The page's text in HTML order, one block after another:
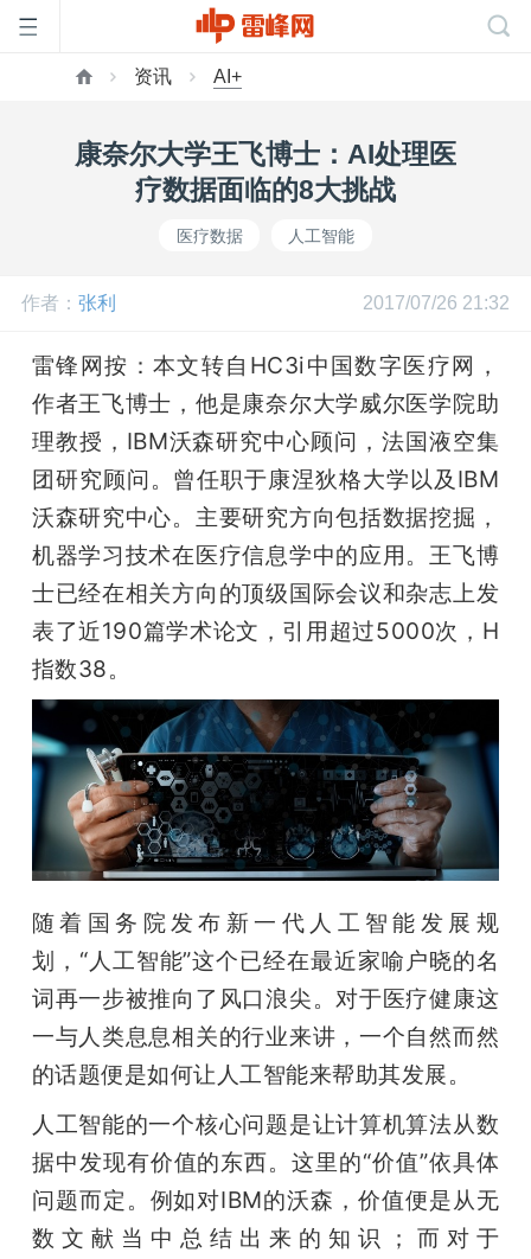
网
开
课
活
动
中
GAIR
专
爱
搞
资讯 AI+
康奈尔大学王飞博士：AI处理医
疗数据面临的8大挑战
医疗数据 人工智能
作者： 张利 2017/07/26 21:32
雷锋网按：本文转自HC3i中国数字医疗网，
作者王飞博士，他是康奈尔大学威尔医学院助
理教授，IBM沃森研究中心顾问，法国液空集
团研究顾问。曾任职于康涅狄格大学以及IBM
沃森研究中心。主要研究方向包括数据挖掘，
机器学习技术在医疗信息学中的应用。王飞博
士已经在相关方向的顶级国际会议和杂志上发
表了近190篇学术论文，引用超过5000次，H
指数38。
随着国务院发布新一代人工智能发展规
划，“人工智能”这个已经在最近家喻户晓的名
词再一步被推向了风口浪尖。对于医疗健康这
一与人类息息相关的行业来讲，一个自然而然
的话题便是如何让人工智能来帮助其发展。
人工智能的一个核心问题是让计算机算法从数
据中发现有价值的东西。这里的“价值”依具体
问题而定。例如对IBM的沃森，价值便是从无
数文献当中总结出来的知识；而对于